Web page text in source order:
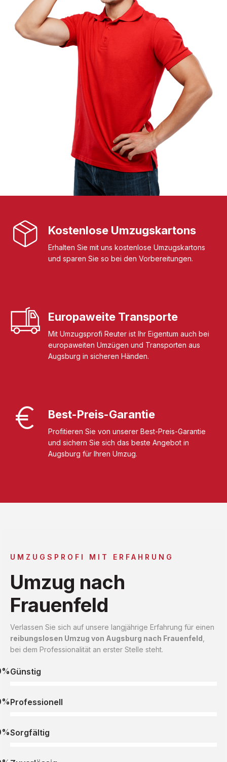
Kostenlose Umzugskartons
Erhalten Sie mit uns kostenlose Umzugskartons
und sparen Sie so bei den Vorbereitungen.
Europaweite Transporte
Mit Umzugsprofi Reuter ist Ihr Eigentum auch bei
europaweiten Umzügen und Transporten aus
Augsburg in sicheren Händen.
Best-Preis-Garantie
Profitieren Sie von unserer Best-Preis-Garantie
und sichern Sie sich das beste Angebot in
Augsburg für Ihren Umzug.
UMZUGSPROFI MIT ERFAHRUNG
Umzug nach
Frauenfeld
Verlassen Sie sich auf unsere langjährige Erfahrung für einen
reibungslosen Umzug von Augsburg nach Frauenfeld
bei dem Professionalität an erster Stelle steht.
Günstig
Professionell
Sorgfältig